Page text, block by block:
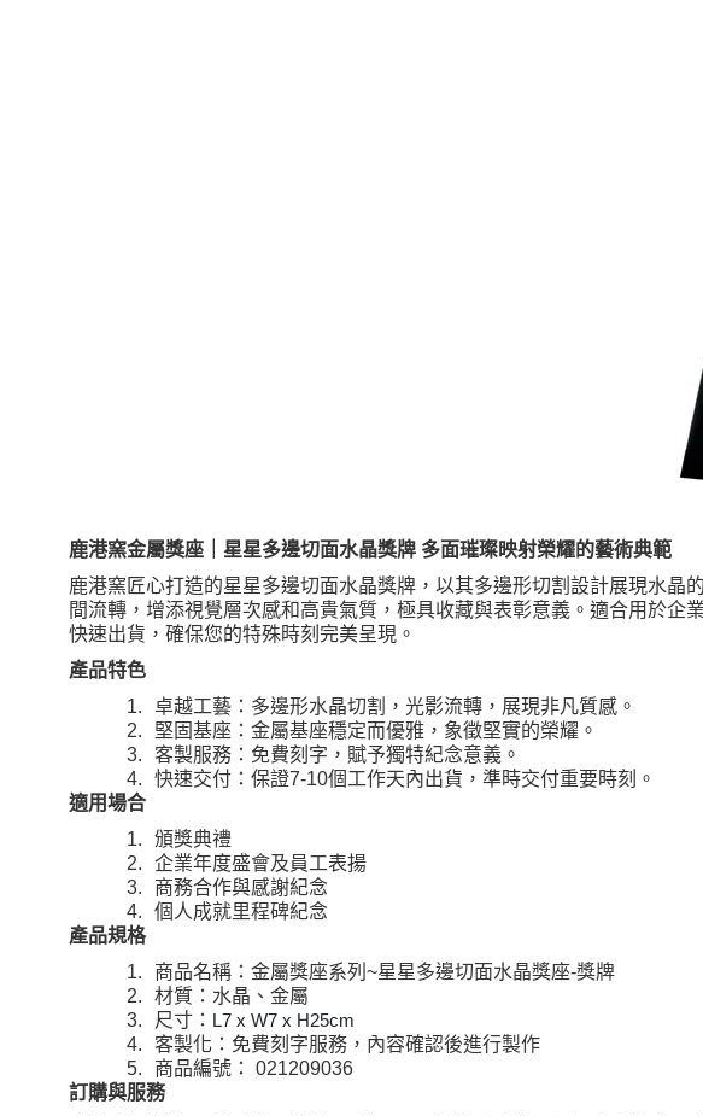
鹿港窯金屬獎座｜星星多邊切面水晶獎牌 多面璀璨映射榮耀的藝術典範
鹿港窯匠心打造的星星多邊切面水晶獎牌，以其多邊形切割設計展現水
間流轉，增添視覺層次感和高貴氣質，極具收藏與表彰意義。適合用於
快速出貨，確保您的特殊時刻完美呈現。
產品特色
1.
卓越工藝：多邊形水晶切割，光影流轉，展現非凡質感。
2.
堅固基座：金屬基座穩定而優雅，象徵堅實的榮耀。
3.
客製服務：免費刻字，賦予獨特紀念意義。
4.
快速交付：保證7-10個工作天內出貨，準時交付重要時刻。
適用場合
1.
頒獎典禮
2.
企業年度盛會及員工表揚
3.
商務合作與感謝紀念
4.
個人成就里程碑紀念
產品規格
1.
商品名稱：金屬獎座系列 ~星星多邊切面水晶獎座-獎牌
2.
材質：水晶、金屬
3.
尺寸： L7 x W7 x H25cm
4.
客製化：免費刻字服務，內容確認後進行製作
5.
商品編號：
021209036
訂購與服務